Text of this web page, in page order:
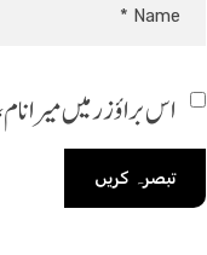
اس براؤزر میں میرا